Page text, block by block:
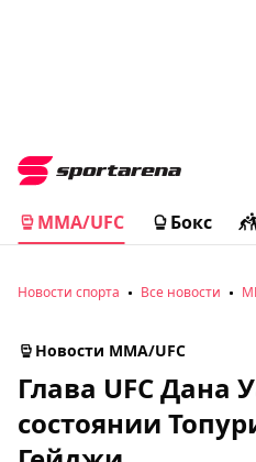
MMA/UFC Бокс
Новости спорта Все новости
Новости MMA/UFC
Глава UFC Дана
состоянии